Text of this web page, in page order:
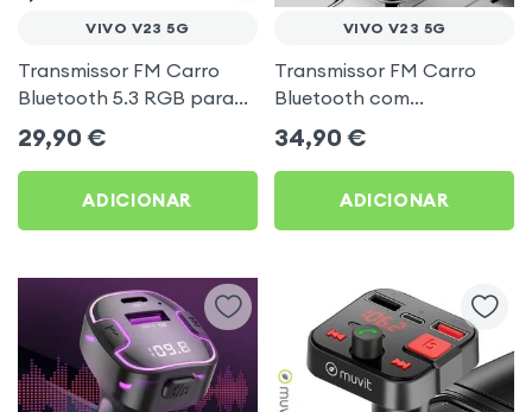
VIVO V23 5G
Transmissor FM Carro
Bluetooth 5.3 RGB para
Vivo V23 5G
29,90 €
ADICIONAR
VIVO V23 5G
Transmissor FM Carro
Bluetooth com
carregamento duplo de
música USB Preto
34,90 €
ADICIONAR